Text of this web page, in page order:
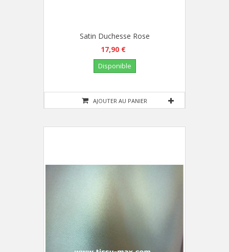
AJOUTER AU PANIER
Satin Duchesse Rose
17,90 €
Disponible